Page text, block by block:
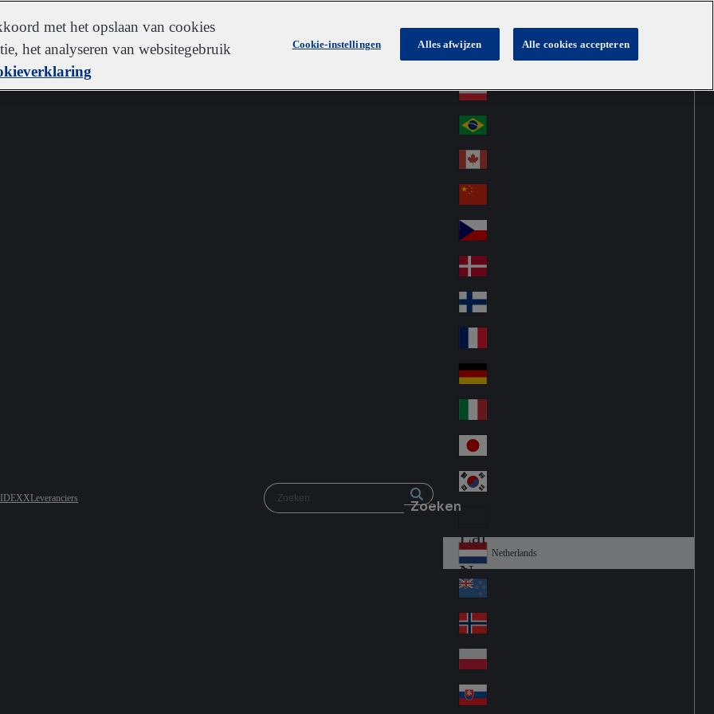
IDEXXLeveranciers Zoeken
str
ali
a
Au
stri
a
Österreich
Br
azi
l
Ca
na
da
Ch
ina
Cz
ec
h
De
nm
ark
Fin
d
Fra
nc
e
Ge
an
y
Ital
y
Jap
an
Ko
Lat
in
A
me
ric
a
Ne
the
rla
nd
s
Netherlands
Ne
w
Ze
ala
nd
No
rw
ay
Pol
an
met het opslaan van cookies
het analyseren van websitegebruik
Cookie-instellingen Alles afwijzen Alle cookies accepteren